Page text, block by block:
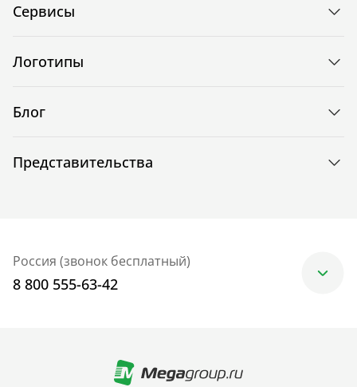
Сервисы
Логотипы
Блог
Представительства
Россия (звонок бесплатный)
8 800 555-63-42
+7 (499) 705-30-10